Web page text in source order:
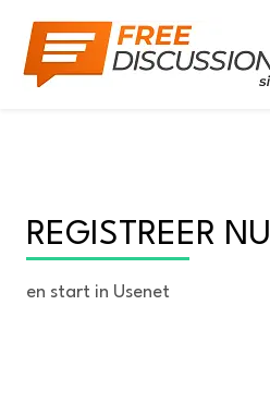
REGISTREER NU
en start in Usenet